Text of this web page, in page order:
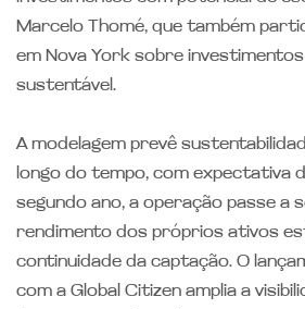
Marcelo Thomé, que também
em Nova York sobre
sustentável.
A modelagem prevê
longo do tempo, com expectativa
segundo ano, a operação passe a
rendimento dos próprios ativos
continuidade da captação. O
com a Global Citizen amplia a